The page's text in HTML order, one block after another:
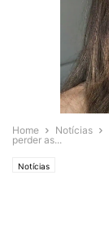
Home Notícias
perder as...
Notícias